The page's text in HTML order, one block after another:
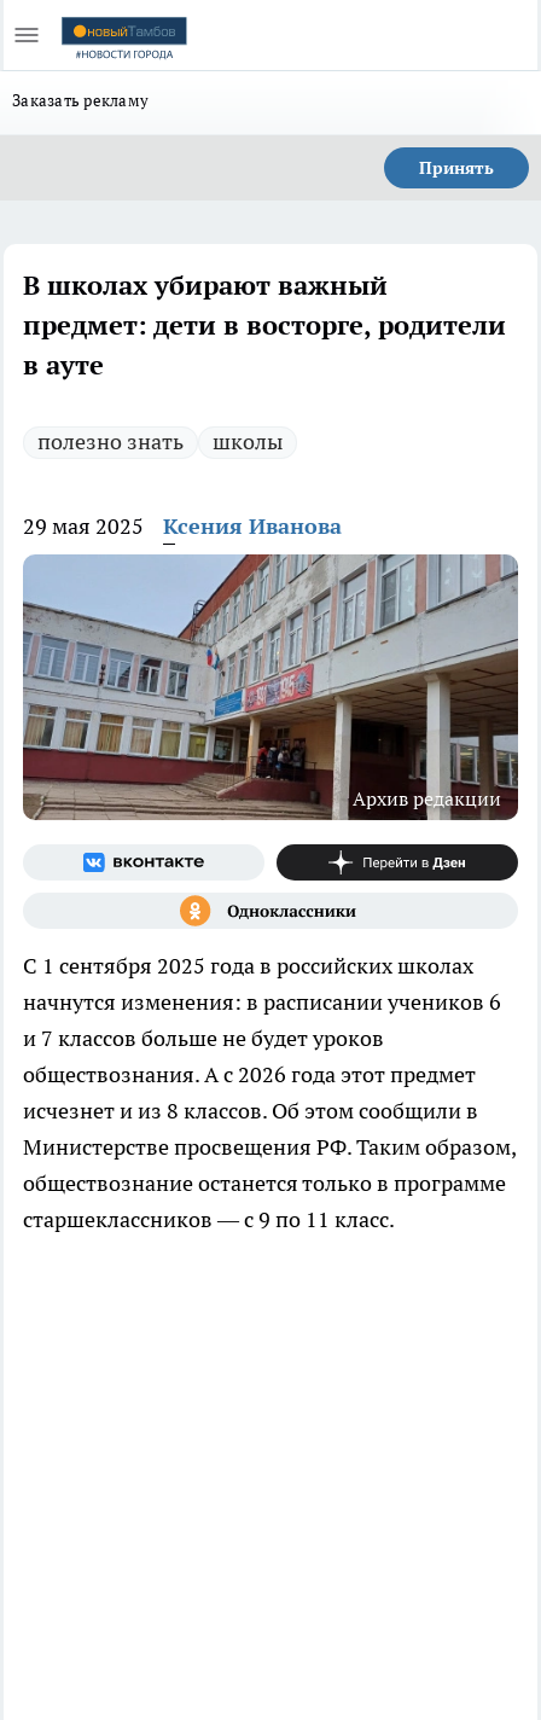
Заказать рекламу
Принять
В школах убирают важный
предмет: дети в восторге, родители
в ауте
полезно знать школы
29 мая 2025 Ксения Иванова
Архив редакции
С 1 сентября 2025 года в российских школах
начнутся изменения: в расписании учеников 6
и 7 классов больше не будет уроков
обществознания. А с 2026 года этот предмет
исчезнет и из 8 классов. Об этом сообщили в
Министерстве просвещения РФ. Таким образом,
обществознание останется только в программе
старшеклассников — с 9 по 11 класс.